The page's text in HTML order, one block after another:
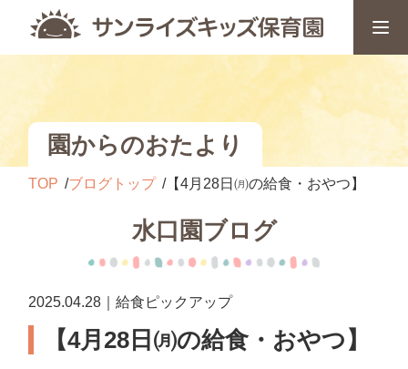
園からのおたより
TOP ブログトップ 【4月28日㈪の給食・おやつ】
水口園ブログ
2025.04.28｜給食ピックアップ
【4月28日㈪の給食・おやつ】